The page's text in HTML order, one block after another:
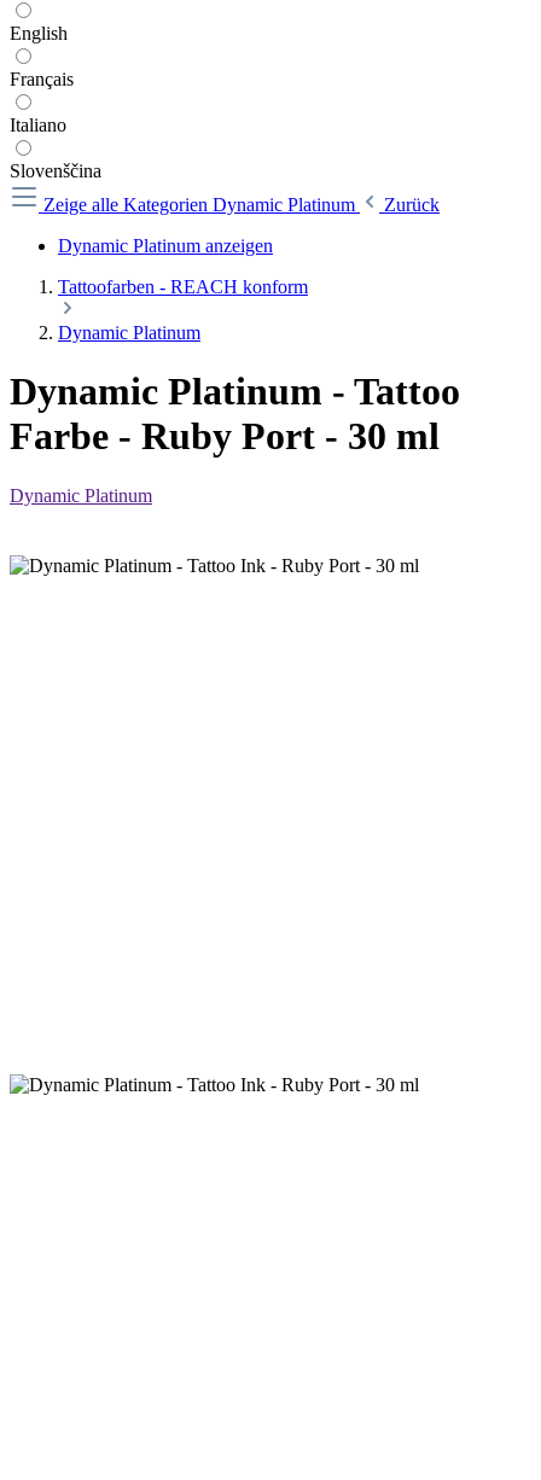
English
Français
Italiano
Slovenščina
Zeige alle Kategorien Dynamic Platinum
Zurück
Dynamic Platinum anzeigen
Tattoofarben - REACH konform
Dynamic Platinum
Dynamic Platinum - Tattoo
Farbe - Ruby Port - 30 ml
Dynamic Platinum